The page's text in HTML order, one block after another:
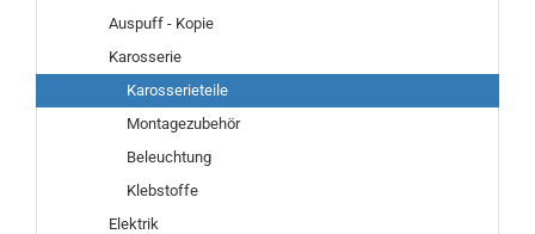
Auspuff - Kopie
Karosserie
Karosserieteile
Montagezubehör
Beleuchtung
Klebstoffe
Elektrik